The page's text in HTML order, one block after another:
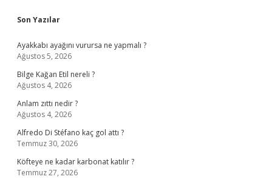
Sidebar
Son Yazılar
Ayakkabı ayağını vurursa ne yapmalı ?
Ağustos 5, 2026
Bilge Kağan Etil nereli ?
Ağustos 4, 2026
Anlam zıttı nedir ?
Ağustos 4, 2026
Alfredo Di Stéfano kaç gol attı ?
Temmuz 30, 2026
Köfteye ne kadar karbonat katılır ?
Temmuz 27, 2026